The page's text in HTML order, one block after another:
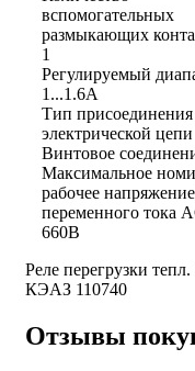
вспомогательных
размыкающих
1
Регулируемый
1...1.6А
Тип присоединения
электрической цепи
Винтовое
Максимальное
рабочее
переменного тока
660В
Реле перегрузки
КЭАЗ 110740
Отзывы